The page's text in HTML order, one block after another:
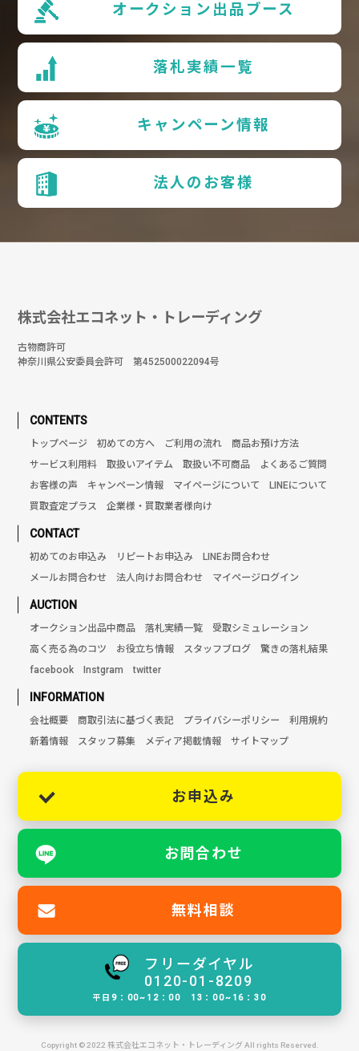
オークション出品ブース
落札実績一覧
キャンペーン情報
法人のお客様
株式会社エコネット・トレーディング
古物商許可
神奈川県公安委員会許可 第452500022094号
CONTENTS
トップページ 初めての方へ ご利用の流れ
商品お預け方法
サービス利用料
取扱いアイテム 取扱い不可商品
よくあるご質問
お客様の声
キャンペーン情報 マイページについて
LINEについて
買取査定プラス
企業様・買取業者様向け
CONTACT
初めてのお申込み リピートお申込み
LINEお問合わせ
メールお問合わせ
法人向けお問合わせ マイページログイン
AUCTION
オークション出品中商品 落札実績一覧
受取シミュレーション
高く売る為のコツ
お役立ち情報 スタッフブログ
驚きの落札結果
facebook
Instgram twitter
INFORMATION
会社概要 商取引法に基づく表記 プライバシーポリシー
利用規約
新着情報
スタッフ募集 メディア掲載情報 サイトマップ
お申込み
お問合わせ
無料相談
フリーダイヤル
0120-01-8209
平日9：00~12：00 13：00~16：30
Copyright © 2022 株式会社エコネット・トレーディング All rights Reserved.